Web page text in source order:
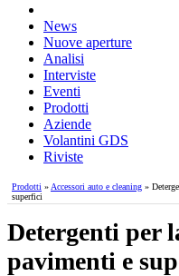
News
Nuove aperture
Analisi
Interviste
Eventi
Prodotti
Aziende
Volantini GDS
Riviste
Prodotti » Accessori auto e cleaning »
superfici
Detergenti per
pavimenti e